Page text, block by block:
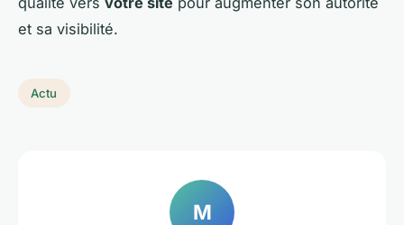
et sa visibilité.
Actu
M